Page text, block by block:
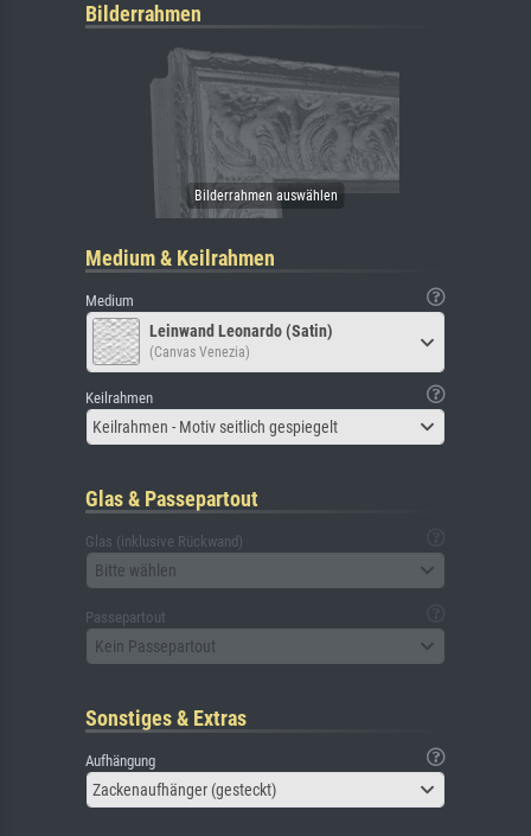
Bilderrahmen
Medium & Keilrahmen
Medium
Leinwand Leonardo (Satin)
(Canvas Venezia)
Keilrahmen
Keilrahmen - Motiv seitlich gespiegelt
Glas & Passepartout
Glas (inklusive Rückwand)
Bitte wählen
Passepartout
Kein Passepartout
Sonstiges & Extras
Aufhängung
Zackenaufhänger (gesteckt)